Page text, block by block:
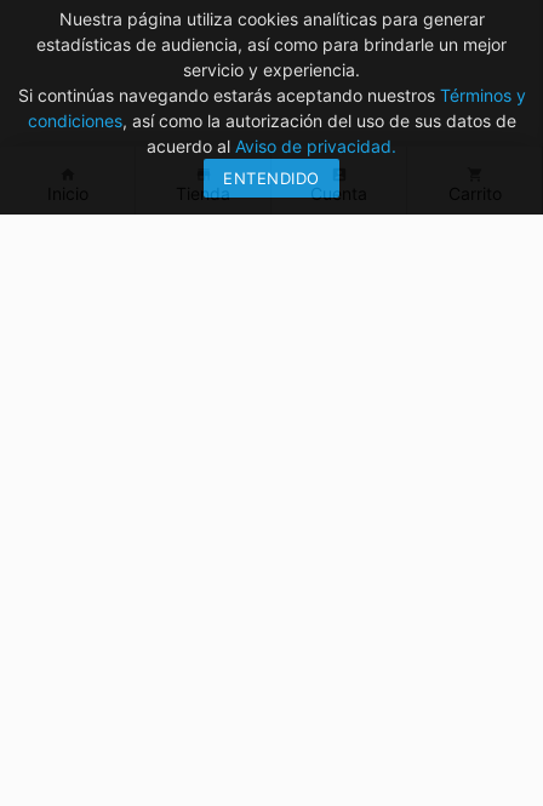
Tienda Cuenta
Nuestra página utiliza cookies analíticas para generar
estadísticas de audiencia, así como para brindarle un mejor
servicio y experiencia.
Si continúas navegando estarás aceptando nuestros Términos y
condiciones, así como la autorización del uso de sus datos de
acuerdo al Aviso de privacidad.
ENTENDIDO